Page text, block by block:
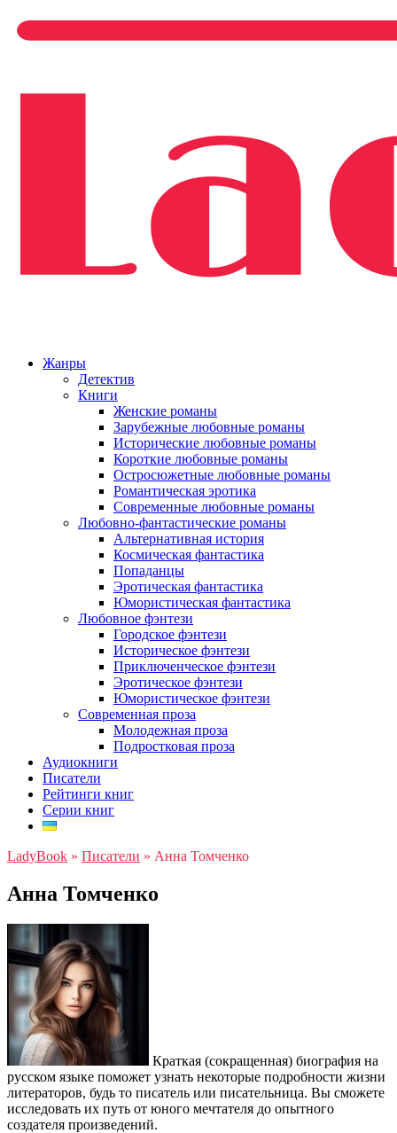
Жанры
Детектив
Книги
Женские романы
Зарубежные любовные романы
Исторические любовные романы
Короткие любовные романы
Остросюжетные любовные романы
Романтическая эротика
Современные любовные романы
Любовно-фантастические романы
Альтернативная история
Космическая фантастика
Попаданцы
Эротическая фантастика
Юмористическая фантастика
Любовное фэнтези
Городское фэнтези
Историческое фэнтези
Приключенческое фэнтези
Эротическое фэнтези
Юмористическое фэнтези
Современная проза
Молодежная проза
Подростковая проза
Аудиокниги
Писатели
Рейтинги книг
Серии книг
LadyBook » Писатели » Анна Томченко
Анна Томченко
Краткая (сокращенная) биография на
русском языке поможет узнать некоторые подробности жизни
литераторов, будь то писатель или писательница. Вы сможете
исследовать их путь от юного мечтателя до опытного
создателя произведений.